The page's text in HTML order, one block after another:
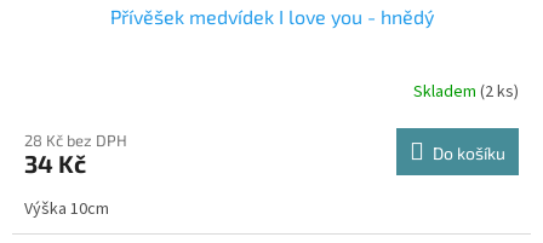
Přívěšek medvídek I love you - hnědý
Skladem (2 ks)
28 Kč bez DPH
34 Kč Do košíku
Výška 10cm